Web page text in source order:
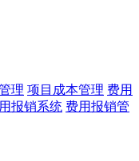
理 项目成本管理 费用
报销系统 费用报销管